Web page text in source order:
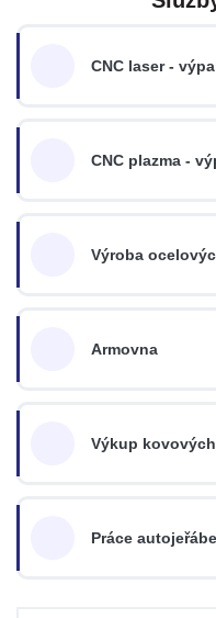
CNC laser -
CNC plazma -
Výroba
Armovna
Výkup
Práce